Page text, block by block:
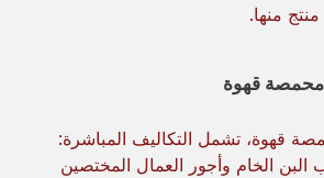
منها.
قهوة
قهوة، تشمل التكاليف المباشرة:
الخام وأجور العمال المختصين